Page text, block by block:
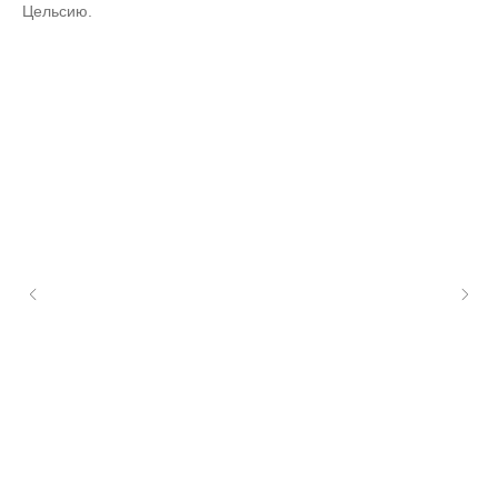
Цельсию.